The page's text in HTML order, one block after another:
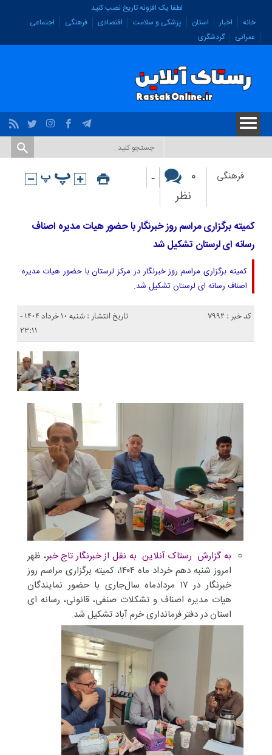
لطفا یک افزونه تاریخ نصب کنید.
خانه
اخبار استان پزشکی و سلامت اقتصادی فرهنگی
اجتماعی
عمرانی
گردشگری
فرهنگی
۰
نظر
-
کمیته برگزاری مراسم روز خبرنگار با حضور هیات مدیره اصناف
رسانه ای لرستان تشکیل شد
کمیته برگزاری مراسم روز خبرنگار در مرکز لرستان با حضور هیات مدیره
اصناف رسانه ای لرستان تشکیل شد.
کد خبر : 7992
تاریخ انتشار : شنبه ۱۰ خرداد ۱۴۰۴ -
۲۳:۱۱
به گزارش رستاک آنلاین به نقل از خبرنگار تاج خبر، ظهر
امروز شنبه دهم خرداد ماه ۱۴۰۴، کمیته برگزاری مراسم روز
خبرنگار در ۱۷ مرداد‌ماه سال‌جاری با حضور نمایندگان
هیات مدیره اصناف و تشکلات صنفی، قانونی، رسانه ای
استان در دفتر فرمانداری خرم آباد تشکیل شد.